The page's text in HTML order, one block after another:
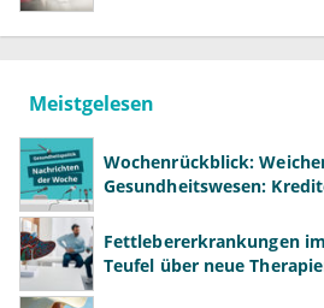
Meistgelesen
Wochenrückblick:
Gesundheitswesen:
Fettlebererkrankungen
Teufel über neue